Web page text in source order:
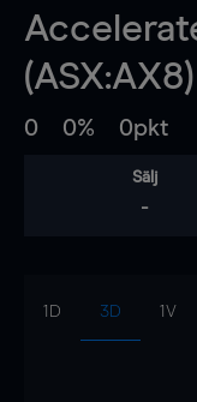
0 0% 0pkt
Sälj
-
1D 3D 1V